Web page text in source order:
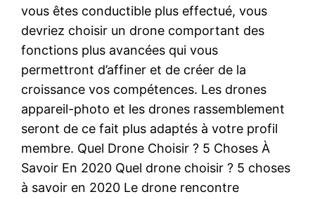
vous êtes conductible plus effectué, vous
devriez choisir un drone comportant des
fonctions plus avancées qui vous
permettront d’affiner et de créer de la
croissance vos compétences. Les drones
appareil-photo et les drones rassemblement
seront de ce fait plus adaptés à votre profil
membre. Quel Drone Choisir ? 5 Choses À
Savoir En 2020 Quel drone choisir ? 5 choses
à savoir en 2020 Le drone rencontre